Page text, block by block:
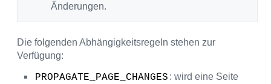
Änderungen.
Die folgenden Abhängigkeitsregeln stehen zur
Verfügung:
PROPAGATE_PAGE_CHANGES : wird eine Seite